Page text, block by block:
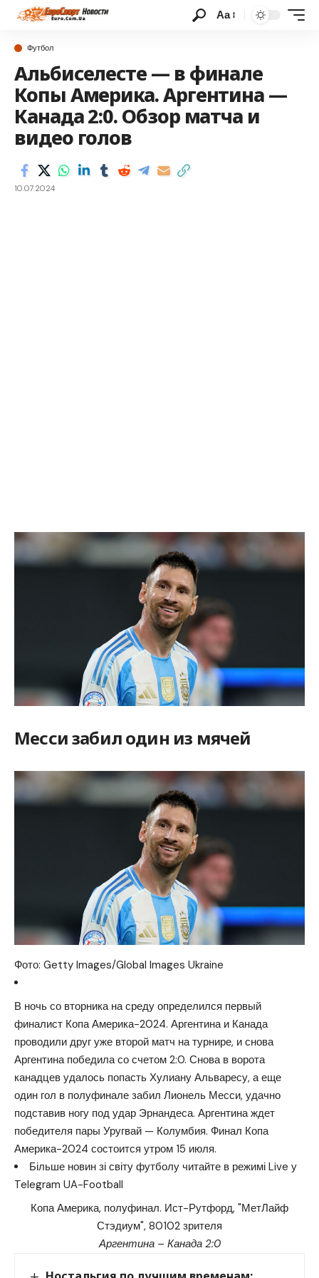
Аа
Футбол
Альбиселесте — в финале
Копы Америка. Аргентина —
Канада 2:0. Обзор матча и
видео голов
10.07.2024
Месси забил один из мячей
Фото: Getty Images/Global Images Ukraine
В ночь со вторника на среду определился первый
финалист Копа Америка-2024. Аргентина и Канада
проводили друг уже второй матч на турнире, и снова
Аргентина победила со счетом 2:0. Снова в ворота
канадцев удалось попасть Хулиану Альваресу, а еще
один гол в полуфинале забил Лионель Месси, удачно
подставив ногу под удар Эрнандеса. Аргентина ждет
победителя пары Уругвай — Колумбия. Финал Копа
Америка-2024 состоится утром 15 июля.
Більше новин зі світу футболу читайте в режимі Live у
Telegram UA-Football
Копа Америка, полуфинал. Ист-Рутфорд, "МетЛайф
Стэдиум", 80102 зрителя
Аргентина – Канада 2:0